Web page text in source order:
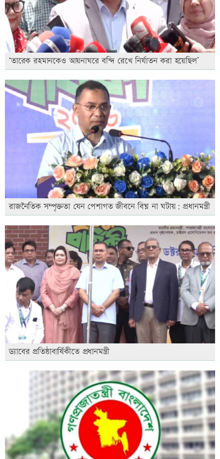
‘তারেক রহমানকেও আয়নাঘরে বন্দি রেখে নির্যাতন করা হয়েছিল’
রাজনৈতিক সম্পৃক্ততা যেন পেশাগত জীবনে বিঘ্ন না ঘটায়: প্রধানমন্ত্রী
ড্যাবের প্রতিষ্ঠাবার্ষিকীতে প্রধানমন্ত্রী